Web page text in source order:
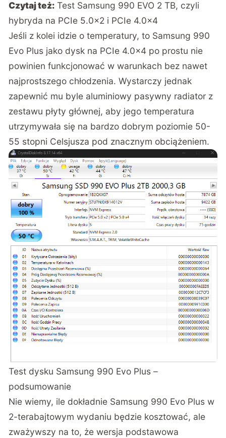
Czytaj też: Test Samsung 990 EVO 2 TB, czyli
hybryda na PCIe 5.0×2 i PCIe 4.0×4
Jeśli z kolei idzie o temperatury, to Samsung 990
Evo Plus jako dysk na PCIe 4.0×4 po prostu nie
powinien funkcjonować w warunkach bez nawet
najprostszego chłodzenia. Wystarczy jednak
zapewnić mu byle aluminiowy pasywny radiator z
zestawu płyty głównej, aby jego temperatura
utrzymywała się na bardzo dobrym poziomie 50-
55 stopni Celsjusza pod znacznym obciążeniem.
Test dysku Samsung 990 Evo Plus –
podsumowanie
Nie wiemy, ile dokładnie Samsung 990 Evo Plus w
2-terabajtowym wydaniu będzie kosztować, ale
zważywszy na to, żewersja podstawowa